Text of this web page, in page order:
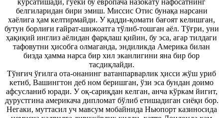
кўрсатишади, гўёки бу европача назокату нафосатнинг
белгиларидан бири эмиш. Миссис Отис бунақа нарсани
хаёлига ҳам келтирмайди. У қадди-қомати бағоят келишган,
бутун борлиғи ғайрат-шижоатга тўлиб-тошган аёл. Тўғри, уни
ҳақиқий инглиз аёлидан фарқлаш қийин, бу эса, агар тилдаги
тафовутни ҳисобга олмаганда, эндиликда Америка билан
бизда ҳамма нарса бир хил эканлигини яна бир бор
тасдиқлайди.
Тўнғич ўғилга ота-онанинг ватанпарварлик ҳисси жўш уриб
кетиб, Вашингтон деб ном беришган, ўзи эса бундан доимо
афсусланиб юради. У оқ-сариқдан келган, анча кўркам йигит,
дурустгина америкача дипломат бўлиб етишадиган сиёқи бор.
Негаки, муттасил уч мавсум мобайнида Ньюпорт казиносида